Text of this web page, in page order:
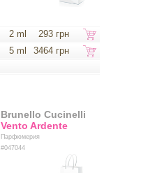
2 ml
293 грн
5 ml
3464 грн
Brunello Cucinelli
Vento Ardente
Парфюмерия
#047044